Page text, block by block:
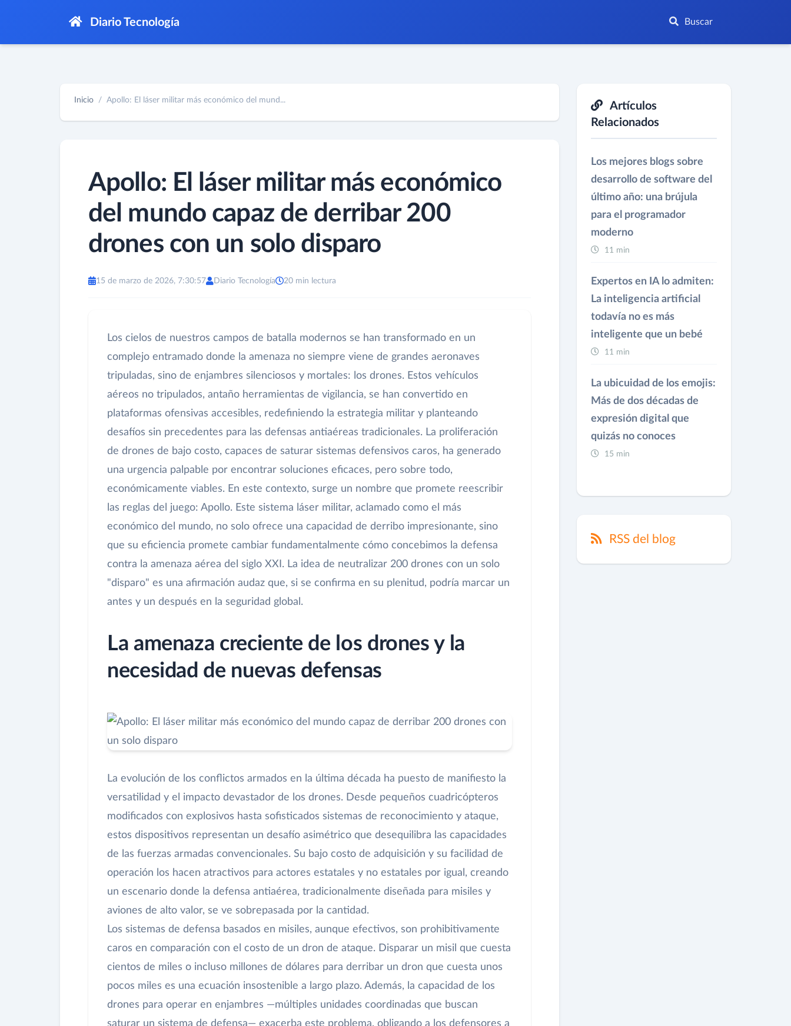
Diario Tecnología Buscar
Inicio Apollo: El láser militar más económico del mund...
Apollo: El láser militar más económico
del mundo capaz de derribar 200
drones con un solo disparo
15 de marzo de 2026, 7:30:57 Diario Tecnología 20 min lectura
Los cielos de nuestros campos de batalla modernos se han transformado en un
complejo entramado donde la amenaza no siempre viene de grandes aeronaves
tripuladas, sino de enjambres silenciosos y mortales: los drones. Estos vehículos
aéreos no tripulados, antaño herramientas de vigilancia, se han convertido en
plataformas ofensivas accesibles, redefiniendo la estrategia militar y planteando
desafíos sin precedentes para las defensas antiaéreas tradicionales. La proliferación
de drones de bajo costo, capaces de saturar sistemas defensivos caros, ha generado
una urgencia palpable por encontrar soluciones eficaces, pero sobre todo,
económicamente viables. En este contexto, surge un nombre que promete reescribir
las reglas del juego: Apollo. Este sistema láser militar, aclamado como el más
económico del mundo, no solo ofrece una capacidad de derribo impresionante, sino
que su eficiencia promete cambiar fundamentalmente cómo concebimos la defensa
contra la amenaza aérea del siglo XXI. La idea de neutralizar 200 drones con un solo
"disparo" es una afirmación audaz que, si se confirma en su plenitud, podría marcar un
antes y un después en la seguridad global.
La amenaza creciente de los drones y la
necesidad de nuevas defensas
La evolución de los conflictos armados en la última década ha puesto de manifiesto la
versatilidad y el impacto devastador de los drones. Desde pequeños cuadricópteros
modificados con explosivos hasta sofisticados sistemas de reconocimiento y ataque,
estos dispositivos representan un desafío asimétrico que desequilibra las capacidades
de las fuerzas armadas convencionales. Su bajo costo de adquisición y su facilidad de
operación los hacen atractivos para actores estatales y no estatales por igual, creando
un escenario donde la defensa antiaérea, tradicionalmente diseñada para misiles y
aviones de alto valor, se ve sobrepasada por la cantidad.
Los sistemas de defensa basados en misiles, aunque efectivos, son prohibitivamente
caros en comparación con el costo de un dron de ataque. Disparar un misil que cuesta
cientos de miles o incluso millones de dólares para derribar un dron que cuesta unos
pocos miles es una ecuación insostenible a largo plazo. Además, la capacidad de los
drones para operar en enjambres —múltiples unidades coordinadas que buscan
saturar un sistema de defensa— exacerba este problema, obligando a los defensores a
Artículos
Relacionados
Los mejores blogs sobre
desarrollo de software del
último año: una brújula
para el programador
moderno
11 min
Expertos en IA lo admiten:
La inteligencia artificial
todavía no es más
inteligente que un bebé
11 min
La ubicuidad de los emojis:
Más de dos décadas de
expresión digital que
quizás no conoces
15 min
RSS del blog